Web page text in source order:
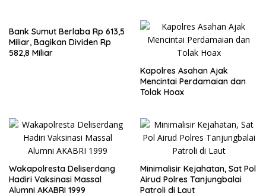
Bank Sumut Berlaba Rp 613,5
Miliar, Bagikan Dividen Rp
582,8 Miliar
Kapolres Asahan Ajak
Mencintai Perdamaian dan
Tolak Hoax
Wakapolresta Deliserdang
Hadiri Vaksinasi Massal
Alumni AKABRI 1999
Minimalisir Kejahatan, Sat Pol
Airud Polres Tanjungbalai
Patroli di Laut